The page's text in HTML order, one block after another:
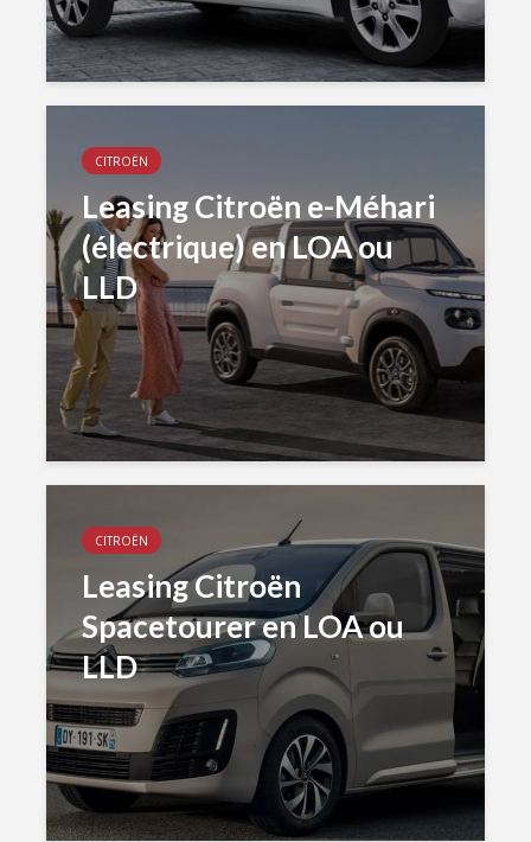
CITROËN
Leasing Citroën e-Méhari
(électrique) en LOA ou
LLD
CITROËN
Leasing Citroën
Spacetourer en LOA ou
LLD